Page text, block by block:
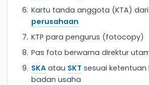
Kartu tanda anggota (KTA) dari
perusahaan
KTP para pengurus (fotocopy)
Pas foto berwarna direktur
SKA atau SKT sesuai ketentuan
badan usaha